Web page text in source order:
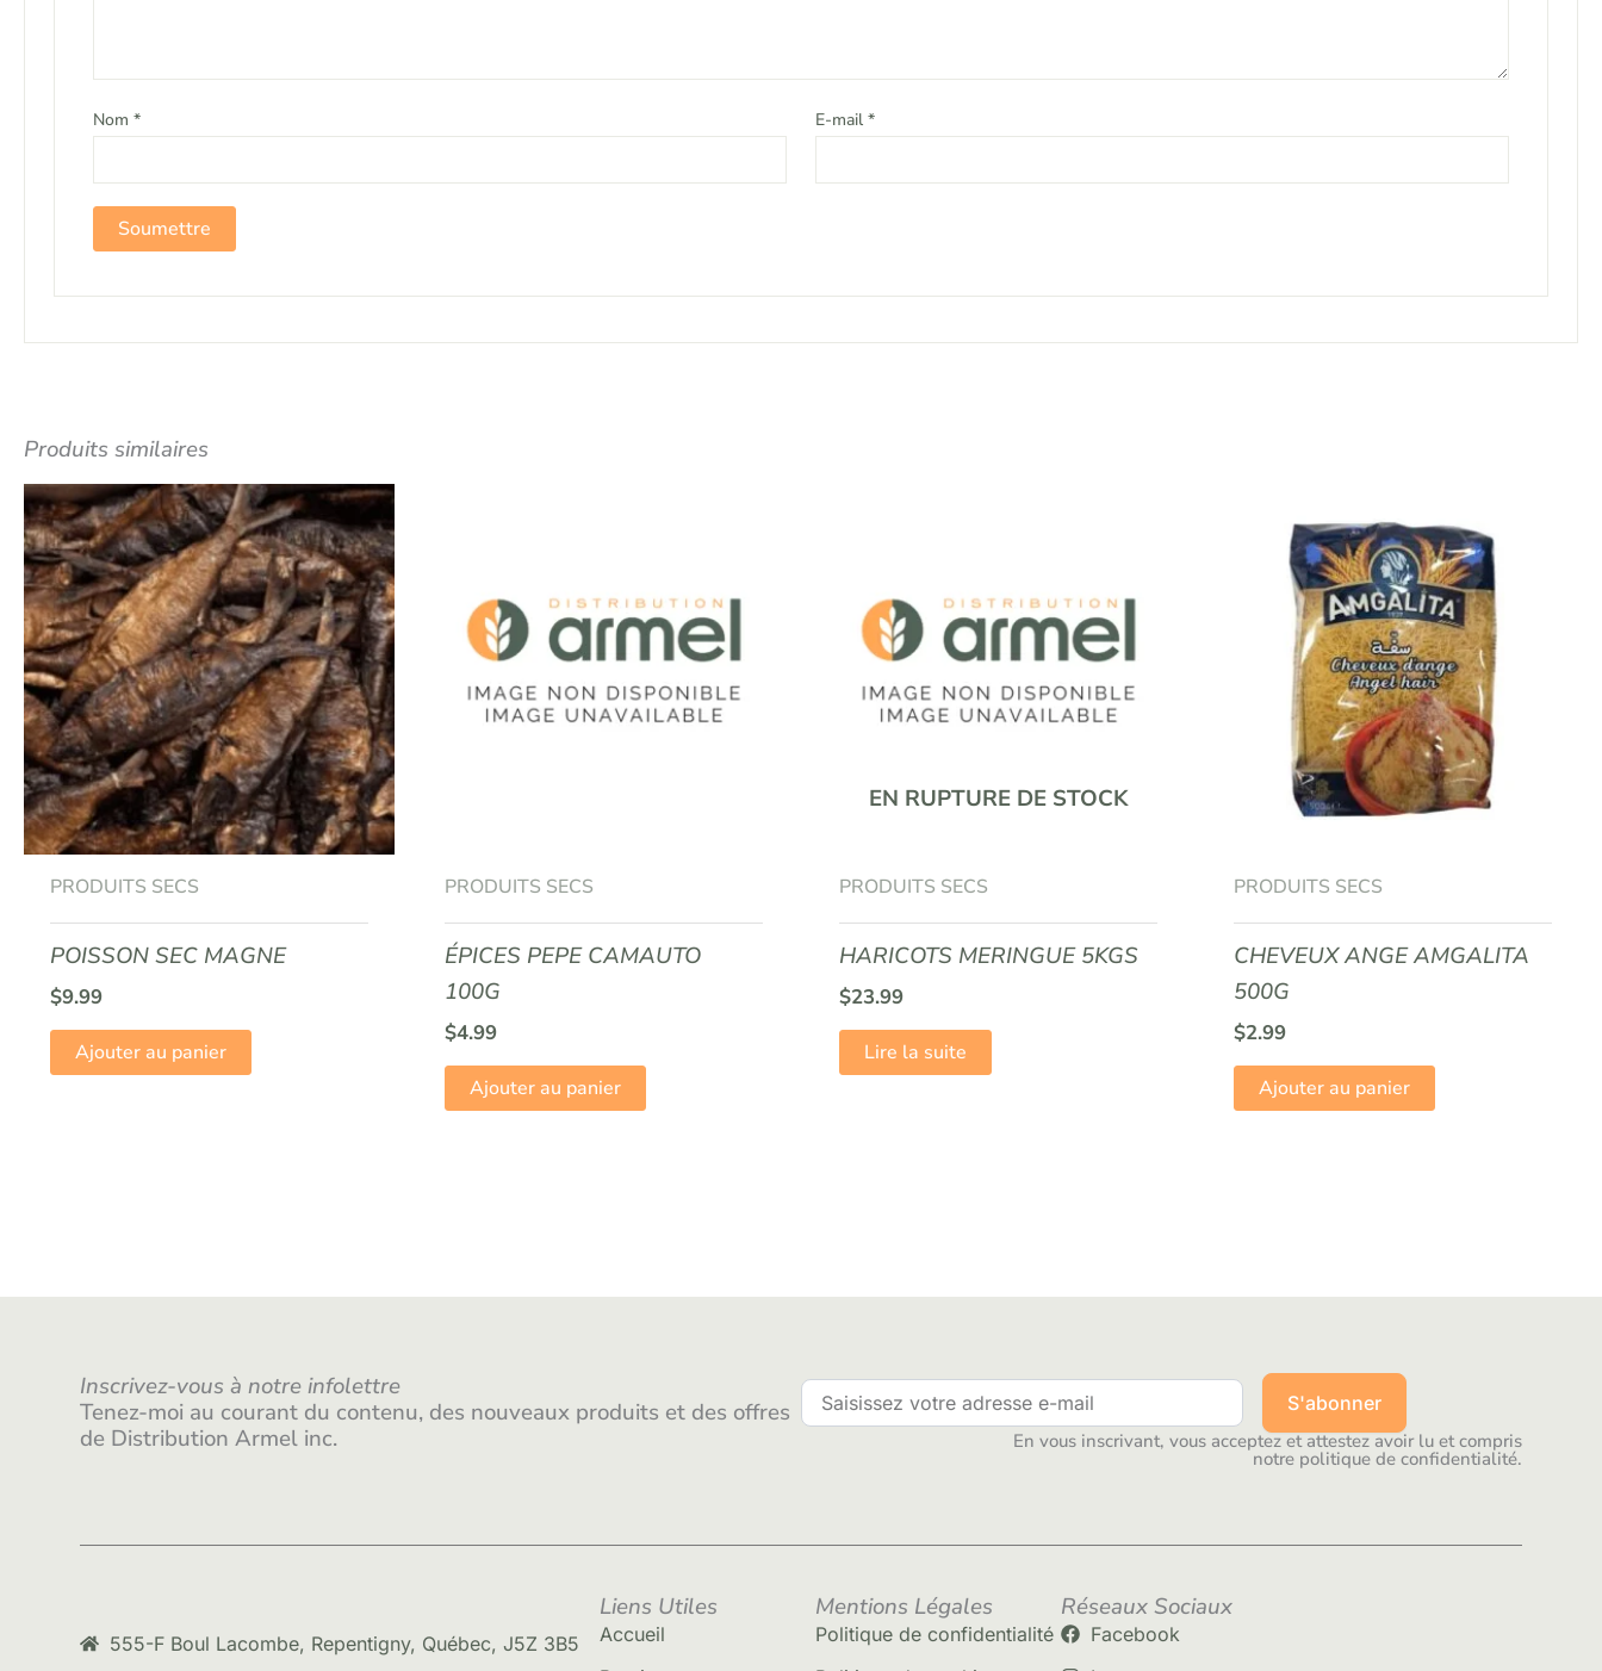
Nom * E-mail *
Produits similaires
PRODUITS SECS
POISSON SEC MAGNE
$9.99
Ajouter au panier
PRODUITS SECS
ÉPICES PEPE CAMAUTO
100G
$4.99
Ajouter au panier
EN RUPTURE DE STOCK
PRODUITS SECS
HARICOTS MERINGUE 5KGS
$23.99
Lire la suite
PRODUITS SECS
CHEVEUX ANGE AMGALITA
500G
$2.99
Ajouter au panier
Inscrivez-vous à notre infolettre
Tenez-moi au courant du contenu, des nouveaux produits et des offres
de Distribution Armel inc.
S'abonner
En vous inscrivant, vous acceptez et attestez avoir lu et compris
notre politique de confidentialité.
555-F Boul Lacombe, Repentigny, Québec, J5Z 3B5
Liens Utiles
Accueil
Mentions Légales
Politique de confidentialité
Réseaux Sociaux
Facebook